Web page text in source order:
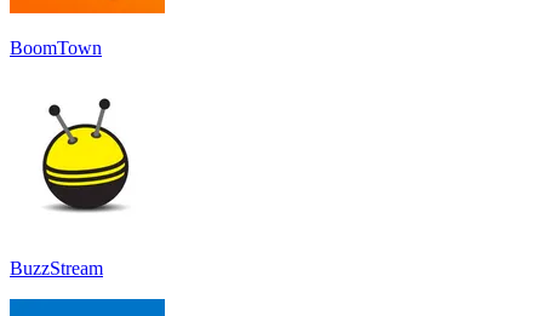
BoomTown
BuzzStream